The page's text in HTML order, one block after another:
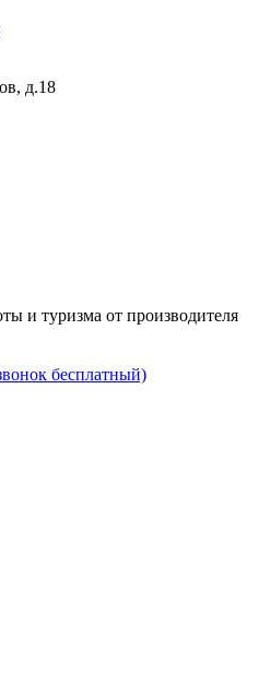
д.18
и туризма от производителя
бесплатный)